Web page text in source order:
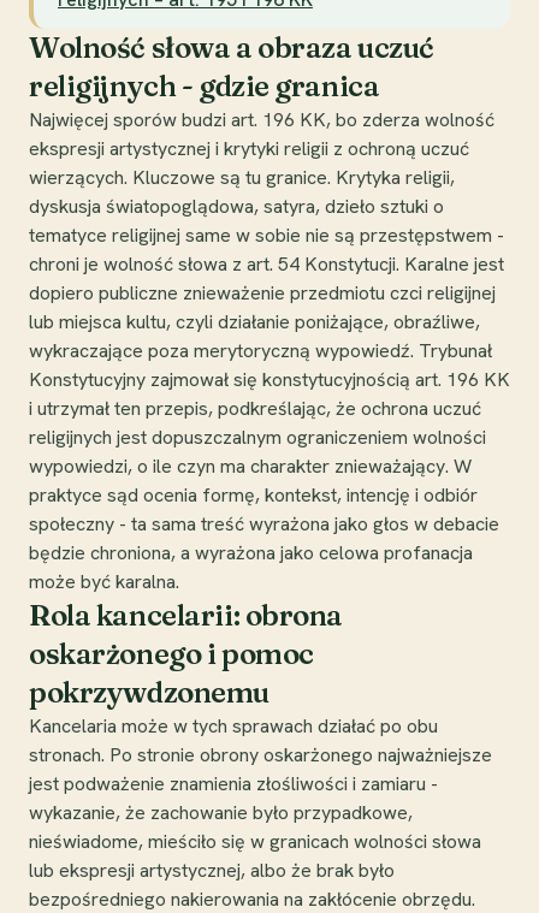
Wolność słowa a obraza uczuć
religijnych - gdzie granica
Najwięcej sporów budzi art. 196 KK, bo zderza wolność
ekspresji artystycznej i krytyki religii z ochroną uczuć
wierzących. Kluczowe są tu granice. Krytyka religii,
dyskusja światopoglądowa, satyra, dzieło sztuki o
tematyce religijnej same w sobie nie są przestępstwem -
chroni je wolność słowa z art. 54 Konstytucji. Karalne jest
dopiero publiczne znieważenie przedmiotu czci religijnej
lub miejsca kultu, czyli działanie poniżające, obraźliwe,
wykraczające poza merytoryczną wypowiedź. Trybunał
Konstytucyjny zajmował się konstytucyjnością art. 196 KK
i utrzymał ten przepis, podkreślając, że ochrona uczuć
religijnych jest dopuszczalnym ograniczeniem wolności
wypowiedzi, o ile czyn ma charakter znieważający. W
praktyce sąd ocenia formę, kontekst, intencję i odbiór
społeczny - ta sama treść wyrażona jako głos w debacie
będzie chroniona, a wyrażona jako celowa profanacja
może być karalna.
Rola kancelarii: obrona
oskarżonego i pomoc
pokrzywdzonemu
Kancelaria może w tych sprawach działać po obu
stronach. Po stronie obrony oskarżonego najważniejsze
jest podważenie znamienia złośliwości i zamiaru -
wykazanie, że zachowanie było przypadkowe,
nieświadome, mieściło się w granicach wolności słowa
lub ekspresji artystycznej, albo że brak było
bezpośredniego nakierowania na zakłócenie obrzędu.